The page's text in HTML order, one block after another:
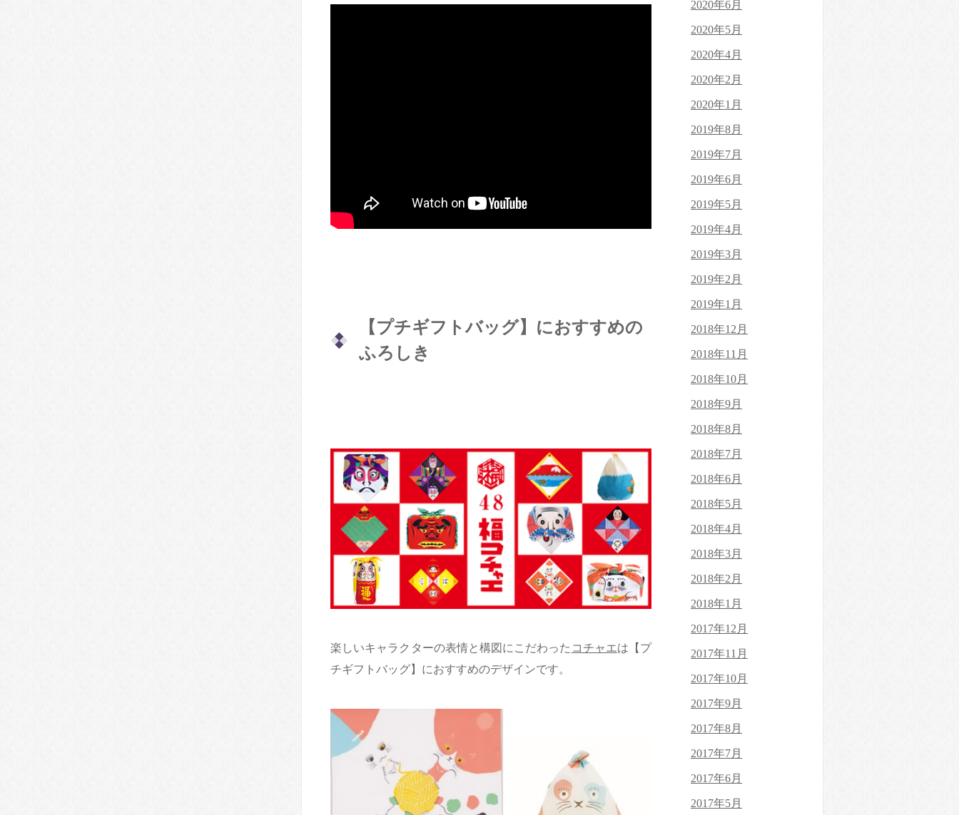
【プチギフトバッグ】におすすめの
ふろしき
楽しいキャラクターの表情と構図にこだわった コチャエは【プ
チギフトバッグ】におすすめのデザインです。
2020年6月
2020年5月
2020年4月
2020年2月
2020年1月
2019年8月
2019年7月
2019年6月
2019年5月
2019年4月
2019年3月
2019年2月
2019年1月
2018年12月
2018年11月
2018年10月
2018年9月
2018年8月
2018年7月
2018年6月
2018年5月
2018年4月
2018年3月
2018年2月
2018年1月
2017年12月
2017年11月
2017年10月
2017年9月
2017年8月
2017年7月
2017年6月
2017年5月